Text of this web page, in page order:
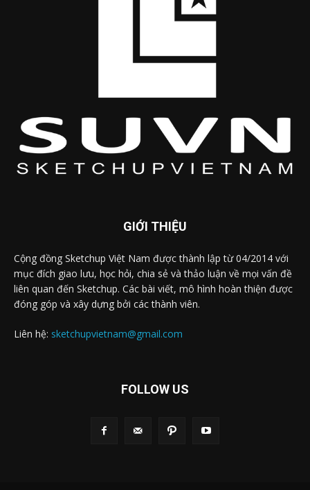
GIỚI THIỆU
Cộng đồng Sketchup Việt Nam được thành lập từ 04/2014 với
mục đích giao lưu, học hỏi, chia sẻ và thảo luận về mọi vấn đề
liên quan đến Sketchup. Các bài viết, mô hình hoàn thiện được
đóng góp và xây dựng bởi các thành viên.
Liên hệ: sketchupvietnam@gmail.com
FOLLOW US